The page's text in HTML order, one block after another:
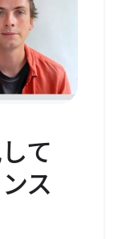
て
ス